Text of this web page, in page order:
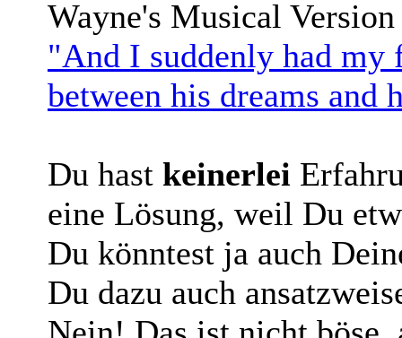
Wayne's Musical
"And I suddenly had
between his dreams and
Du hast keinerlei
eine Lösung, weil Du
Du könntest ja auch
Du dazu auch